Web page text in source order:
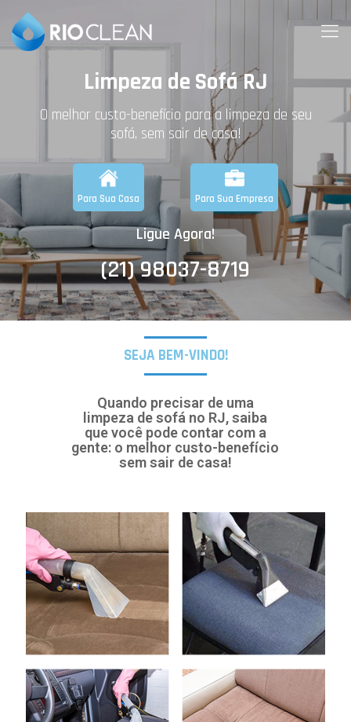
Limpeza de Sofá RJ
O melhor custo-benefício para a limpeza de seu
sofá, sem sair de casa!
Para Sua Casa Para Sua Empresa
Ligue Agora!
(21) 98037-8719
SEJA BEM-VINDO!
Quando precisar de uma
limpeza de sofá no RJ, saiba
que você pode contar com a
gente: o melhor custo-benefício
sem sair de casa!